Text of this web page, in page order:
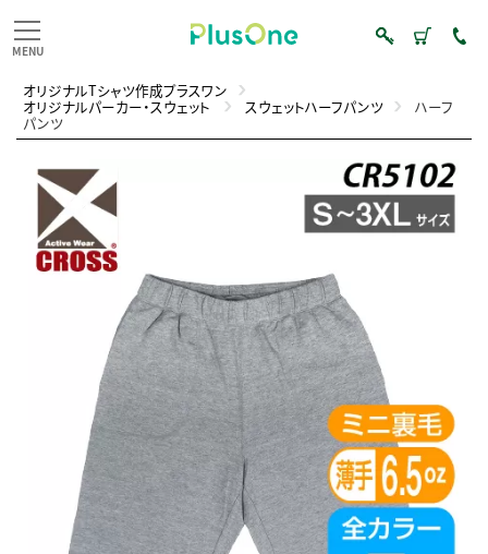
オリジナルTシャツ作成プラスワン
オリジナルパーカー・スウェット スウェットハーフパンツ ハーフ
パンツ